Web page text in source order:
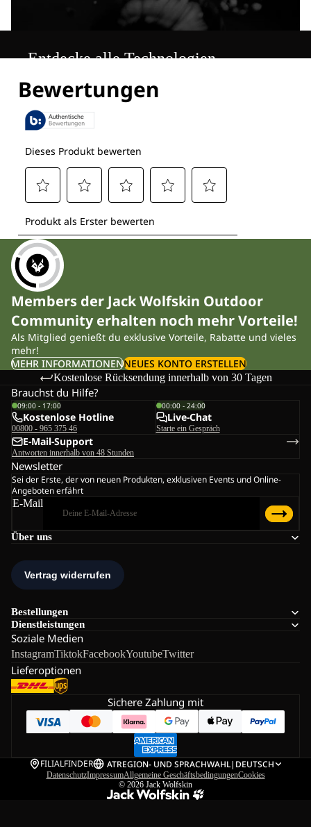
Entdecke alle Technologien
Members der Jack Wolfskin Outdoor
Community erhalten noch mehr Vorteile!
Als Mitglied genießt du exklusive Vorteile, Rabatte und vieles
mehr!
MEHR INFORMATIONENNEUES KONTO ERSTELLEN
Kostenlose Rücksendung innerhalb von 30 Tagen
Über uns
Bestellungen
Dienstleistungen
Soziale Medien
InstagramTiktokFacebookYoutubeTwitter
Lieferoptionen
Brauchst du Hilfe?
09:00 - 17:00
Kostenlose Hotline
00800 - 965 375 46
00:00 - 24:00
Live-Chat
Starte ein Gespräch
E-Mail-Support
Antworten innerhalb von 48 Stunden
Newsletter
Sei der Erste, der von neuen Produkten, exklusiven Events und Online-
Angeboten erfährt
E-Mail
Sichere Zahlung mit
FILIALFINDER ATREGION- UND SPRACHWAHL| DEUTSCH
DatenschutzImpressumAllgemeine GeschäftsbedingungenCookies
© 2026 Jack Wolfskin